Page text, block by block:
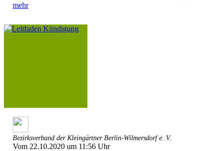
mehr
Bezirksverband der Kleingärtner Berlin-Wilmersdorf e. V.
Vom 22.10.2020 um 11:56 Uhr